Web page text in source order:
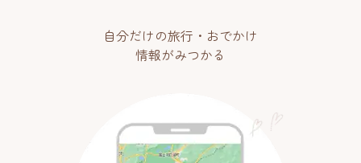
自分だけの旅行・おでかけ
情報がみつかる